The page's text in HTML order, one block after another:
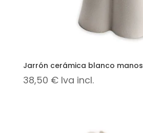
Jarrón cerámica blanco manos
38,50 € Iva incl.